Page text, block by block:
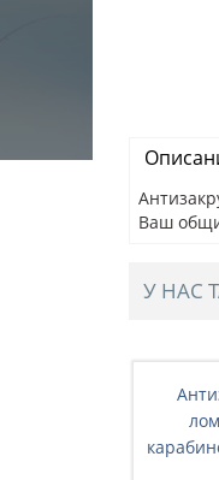
Ваш
У НАС